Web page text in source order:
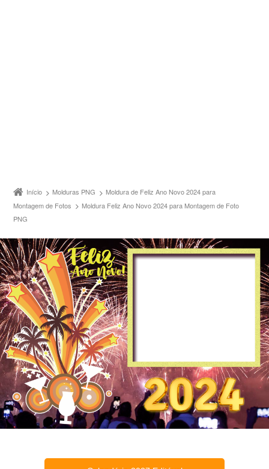
Início Molduras PNG
Moldura de Feliz Ano Novo 2024 para
Montagem de Fotos
Moldura Feliz Ano Novo 2024 para Montagem de Foto
PNG